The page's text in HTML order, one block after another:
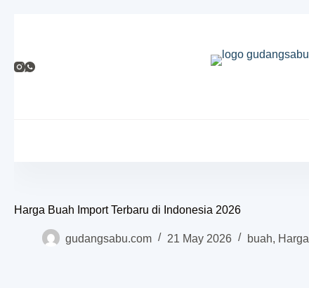
Harga Buah Import Terbaru di Indonesia 2026
gudangsabu.com 21 May 2026 buah, Harga